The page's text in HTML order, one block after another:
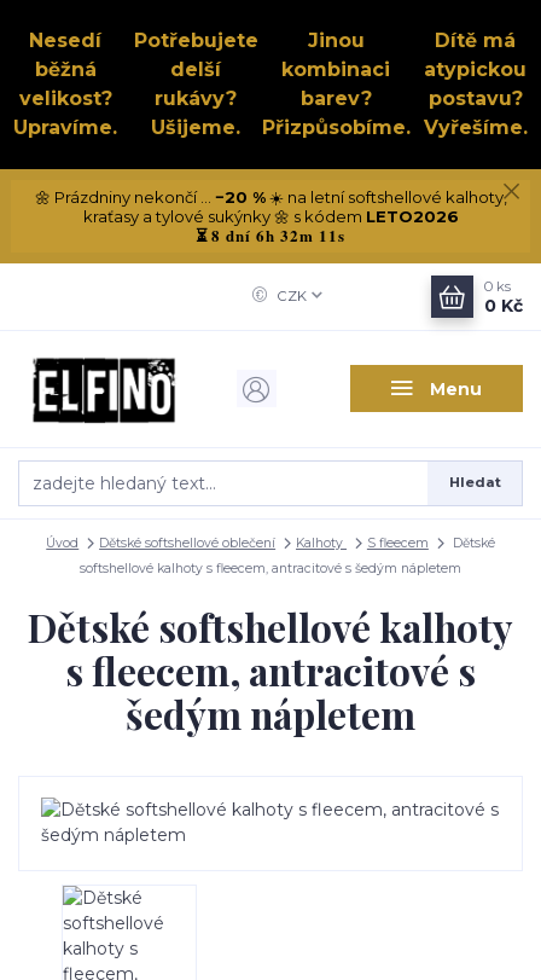
Nesedí
běžná
velikost?
Upravíme.
Potřebujete
delší
rukávy?
Ušijeme.
Jinou
kombinaci
barev?
Přizpůsobíme.
Dítě má
atypickou
postavu?
Vyřešíme.
🌼 Prázdniny nekončí ... −20 %☀️ na letní softshellové kalhoty,
kraťasy a tylové sukýnky 🌼 s kódem LETO2026
⏳8 dní 6h 32m 10s
Menu
CZK
Hledat
0 ks
0 Kč
Úvod Dětské softshellové oblečení Kalhoty S fleecem
Dětské
softshellové kalhoty s fleecem, antracitové s šedým nápletem
Dětské softshellové kalhoty
s fleecem, antracitové s
šedým nápletem